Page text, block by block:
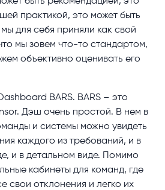
практикой, это может быть
для себя приняли как свой
мы зовем что-то стандартом,
объективно оценивать его
BARS. BARS – это
Дэш очень простой. В нем в
и системы можно увидеть
каждого из требований, и в
и в детальном виде. Помимо
кабинеты для команд, где
свои отклонения и легко их